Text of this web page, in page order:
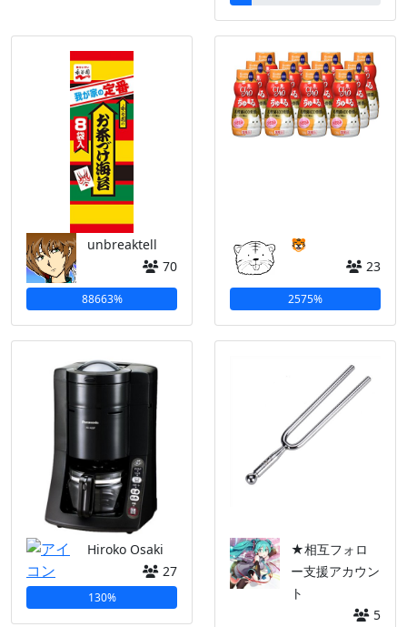
unbreaktell
70
88663%
🐯
23
2575%
Hiroko Osaki
27
130%
★相互フォロ
ー支援アカウン
ト
5